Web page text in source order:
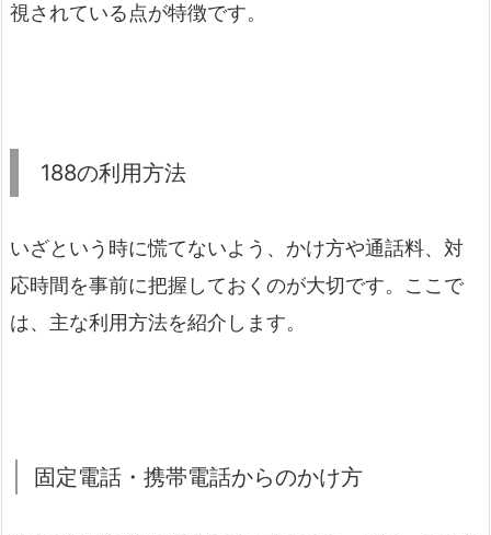
視されている点が特徴です。
188の利用方法
いざという時に慌てないよう、かけ方や通話料、対
応時間を事前に把握しておくのが大切です。ここで
は、主な利用方法を紹介します。
固定電話・携帯電話からのかけ方